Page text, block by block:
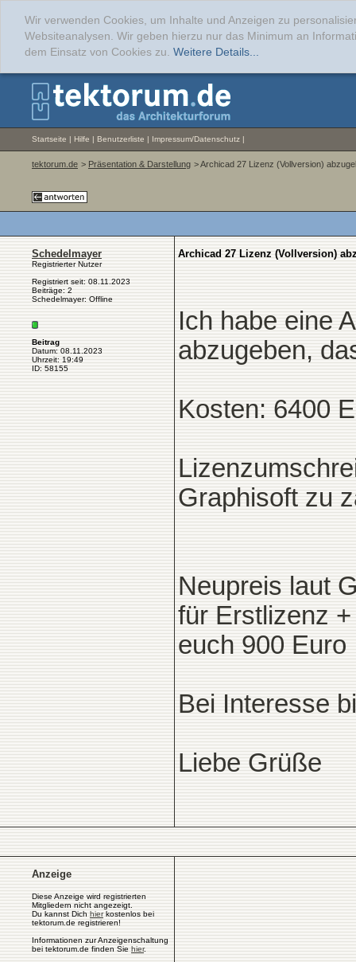
Wir verwenden Cookies, um Inhalte und Anzeigen zu
Websiteanalysen. Wir geben hierzu nur das Minimum an
dem Einsatz von Cookies zu. Weitere Details...
Startseite | Hilfe | Benutzerliste | Impressum/Datenschutz |
tektorum.de > Präsentation & Darstellung > Archicad 27 Lizenz (Vollversion)
Schedelmayer
Registrierter Nutzer
Registriert seit: 08.11.2023
Beiträge: 2
Schedelmayer: Offline
Beitrag
Datum: 08.11.2023
Uhrzeit: 19:49
ID: 58155
Archicad 27 Lizenz (Vollversion)
Ich habe eine
abzugeben,
Kosten: 6400
Graphisoft zu
Neupreis laut
für Erstlizenz
euch 900 Euro
Bei Interesse
Liebe Grüße
Anzeige
Diese Anzeige wird registrierten
Mitgliedern nicht angezeigt.
Du kannst Dich hierkostenlos bei
tektorum.de registrieren!
Informationen zur Anzeigenschaltung
bei tektorum.de finden Sie hier.